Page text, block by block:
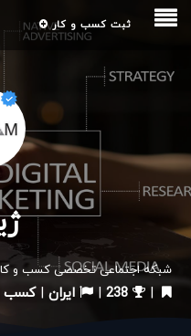
شبکه اجتماعی تخصصی کسب و
|
| ایران |کسب
ثبت کسب و کار